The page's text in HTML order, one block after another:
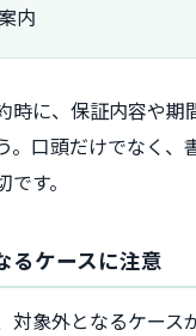
内
時に、保証内容や期
。口頭だけでなく、
す。
るケースに注意
対象外となるケース